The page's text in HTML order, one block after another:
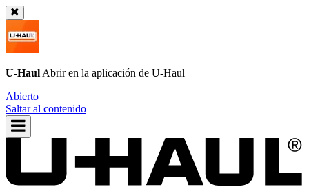
U-Haul Abrir en la aplicación de U-Haul
Abierto
Saltar al contenido